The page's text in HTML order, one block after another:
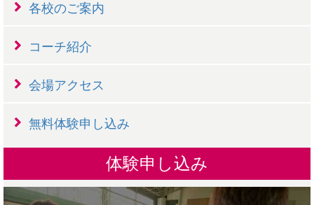
各校のご案内
コーチ紹介
会場アクセス
無料体験申し込み
体験申し込み